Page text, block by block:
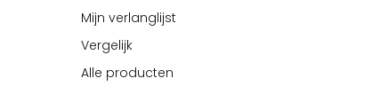
Mijn verlanglijst
Vergelijk
Alle producten